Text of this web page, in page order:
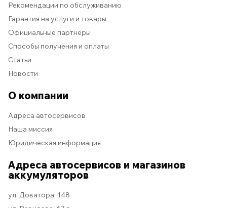
Рекомендации по обслуживанию
Гарантия на услуги и товары
Официальные партнёры
Способы получения и оплаты
Статьи
Новости
О компании
Адреса автосервисов
Наша миссия
Юридическая информация
Адреса автосервисов и магазинов
аккумуляторов
ул. Доватора, 148